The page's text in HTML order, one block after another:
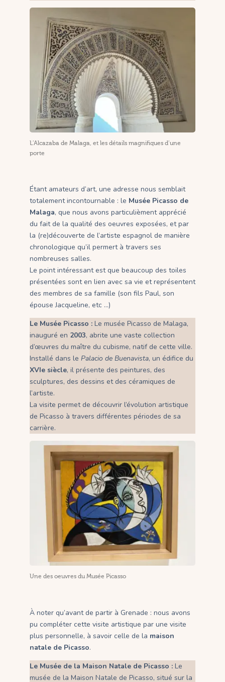
L’Alcazaba de Malaga, et les détails magnifiques d’une
porte
Étant amateurs d’art, une adresse nous semblait
totalement incontournable : le Musée Picasso de
Malaga, que nous avons particulièment apprécié
du fait de la qualité des oeuvres exposées, et par
la (re)découverte de l’artiste espagnol de manière
chronologique qu’il permert à travers ses
nombreuses salles.
Le point intéressant est que beaucoup des toiles
présentées sont en lien avec sa vie et représentent
des membres de sa famille (son fils Paul, son
épouse Jacqueline, etc …)
Le Musée Picasso : Le musée Picasso de Malaga,
inauguré en 2003, abrite une vaste collection
d’œuvres du maître du cubisme, natif de cette ville.
Installé dans le Palacio de Buenavista, un édifice du
XVIe siècle, il présente des peintures, des
sculptures, des dessins et des céramiques de
l’artiste.
La visite permet de découvrir l’évolution artistique
de Picasso à travers différentes périodes de sa
carrière.
Une des oeuvres du Musée Picasso
À noter qu’avant de partir à Grenade : nous avons
pu compléter cette visite artistique par une visite
plus personnelle, à savoir celle de la maison
natale de Picasso.
Le Musée de la Maison Natale de Picasso : Le
musée de la Maison Natale de Picasso, situé sur la